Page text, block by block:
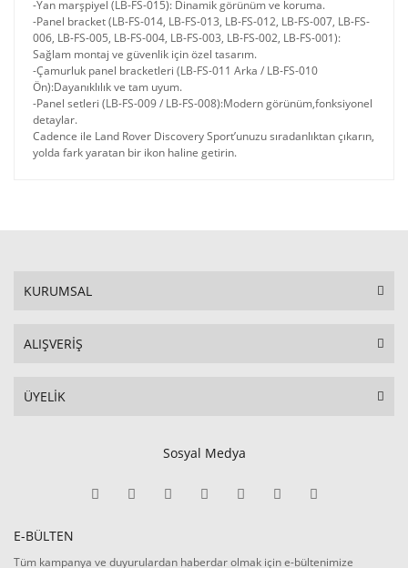
-Yan marşpiyel (LB-FS-015): Dinamik görünüm ve koruma.
-Panel bracket (LB-FS-014, LB-FS-013, LB-FS-012, LB-FS-007, LB-FS-
006, LB-FS-005, LB-FS-004, LB-FS-003, LB-FS-002, LB-FS-001):
Sağlam montaj ve güvenlik için özel tasarım.
-Çamurluk panel bracketleri (LB-FS-011 Arka / LB-FS-010
Ön):Dayanıklılık ve tam uyum.
-Panel setleri (LB-FS-009 / LB-FS-008):Modern görünüm,fonksiyonel
detaylar.
Cadence ile Land Rover Discovery Sport’unuzu sıradanlıktan çıkarın,
yolda fark yaratan bir ikon haline getirin.
KURUMSAL
ALIŞVERİŞ
ÜYELİK
Sosyal Medya
E-BÜLTEN
Tüm kampanya ve duyurulardan haberdar olmak için e-bültenimize